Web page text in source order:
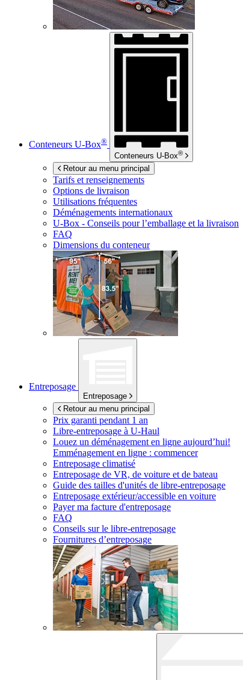
Conteneurs U-Box®
Conteneurs U-Box®
Retour au menu principal
Tarifs et renseignements
Options de livraison
Utilisations fréquentes
Déménagements internationaux
U-Box - Conseils pour l’emballage et la livraison
FAQ
Dimensions du conteneur
Entreposage
Entreposage
Retour au menu principal
Prix garanti pendant 1 an
Libre-entreposage à U-Haul
Louez un déménagement en ligne aujourd’hui!
Emménagement en ligne : commencer
Entreposage climatisé
Entreposage de VR, de voiture et de bateau
Guide des tailles d'unités de libre-entreposage
Entreposage extérieur/accessible en voiture
Payer ma facture d'entreposage
FAQ
Conseils sur le libre-entreposage
Fournitures d’entreposage